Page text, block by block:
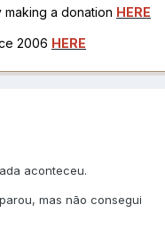
making a donation HERE
2006 HERE
aconteceu.
mas não consegui